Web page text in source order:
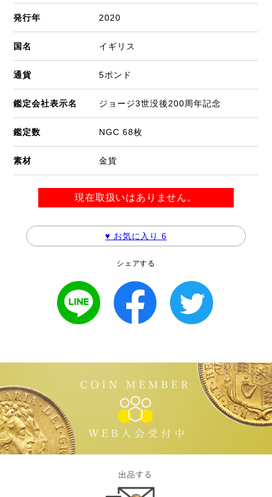
発行年 2020
国名 イギリス
通貨 5ポンド
鑑定会社表示名 ジョージ3世没後200周年記念
鑑定数 NGC 68枚
素材 金貨
現在取扱いはありません。
♥ お気に入り 6
シェアする